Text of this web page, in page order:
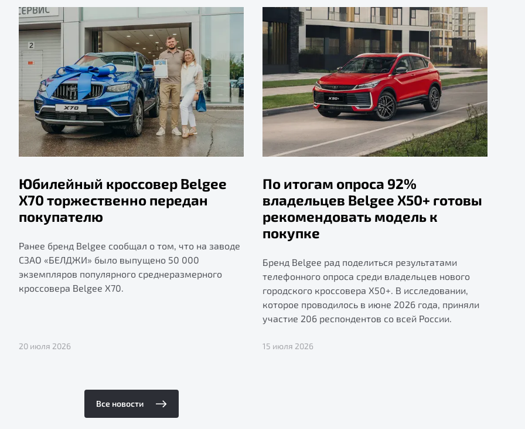
Юбилейный кроссовер Belgee
X70 торжественно передан
покупателю
Ранее бренд Belgee сообщал о том, что на заводе
СЗАО «БЕЛДЖИ» было выпущено 50 000
экземпляров популярного среднеразмерного
кроссовера Belgee X70.
20 июля 2026
По итогам опроса 92%
владельцев Belgee X50+ готовы
рекомендовать модель к
покупке
Бренд Belgee рад поделиться результатами
телефонного опроса среди владельцев нового
городского кроссовера X50+. В исследовании,
которое проводилось в июне 2026 года, приняли
участие 206 респондентов со всей России.
15 июля 2026
Все новости